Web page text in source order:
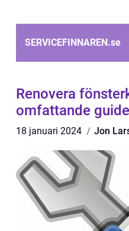
SERVICEFINNAREN.se
Renovera
omfattande
18 januari 2024 Jon